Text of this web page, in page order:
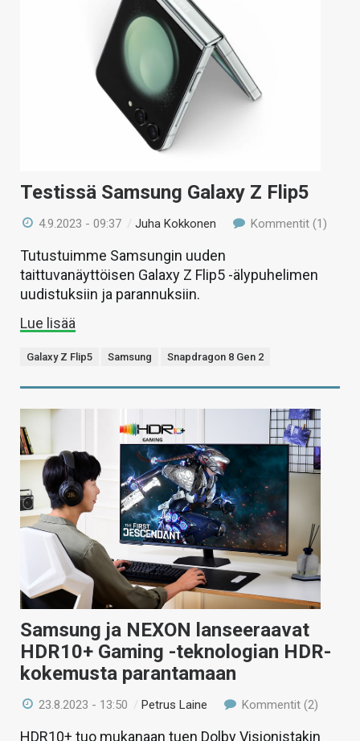
Testissä Samsung Galaxy Z Flip5
4.9.2023 - 09:37 /Juha Kokkonen Kommentit (1)
Tutustuimme Samsungin uuden
taittuvanäyttöisen Galaxy Z Flip5 -älypuhelimen
uudistuksiin ja parannuksiin.
Lue lisää
Galaxy Z Flip5 Samsung Snapdragon 8 Gen 2
Samsung ja NEXON lanseeraavat
HDR10+ Gaming -teknologian HDR-
kokemusta parantamaan
23.8.2023 - 13:50 /Petrus Laine Kommentit (2)
HDR10+ tuo mukanaan tuen Dolby Visionistakin